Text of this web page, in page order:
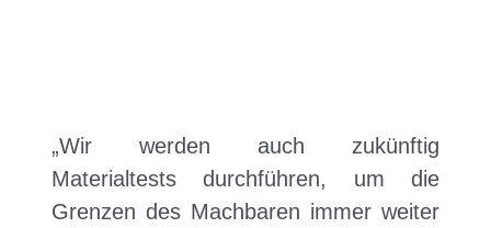
„Wir werden auch zukünftig
Materialtests durchführen, um die
Grenzen des Machbaren immer weiter